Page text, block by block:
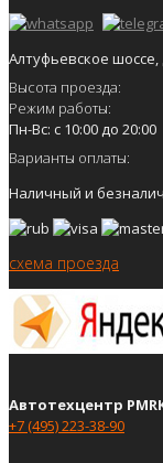
Алтуфьевское шоссе,
Высота проезда:
Режим работы:
Пн-Вс: с 10:00 до 20:00
Варианты оплаты:
Наличный и
схема проезда
Автотехцентр
+7 (495) 223-38-90